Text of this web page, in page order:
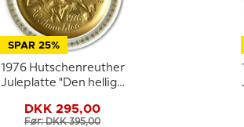
SPAR 25%
1976 Hutschenreuther
Juleplatte "Den hellige
markerne
DKK 295,00
Før: DKK 395,00